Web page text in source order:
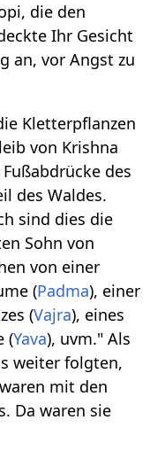
die den
Ihr Gesicht
an, vor Angst zu
Kletterpflanzen
von Krishna
des
des Waldes.
sind dies die
Sohn von
von einer
(Padma), einer
(Vajra), eines
(Yava), uvm." Als
weiter folgten,
mit den
Da waren sie